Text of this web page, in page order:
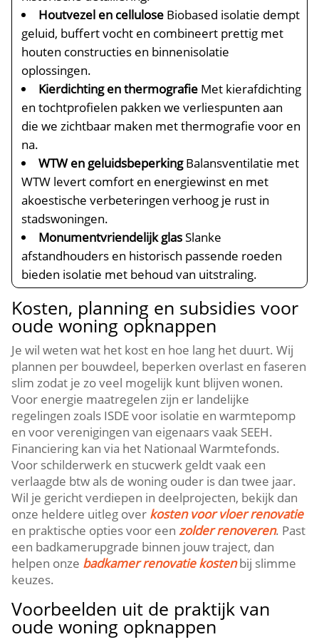
Houtvezel en cellulose Biobased isolatie dempt
geluid, buffert vocht en combineert prettig met
houten constructies en binnenisolatie
oplossingen.​
Kierdichting en thermografie Met kierafdichting
en tochtprofielen pakken we verliespunten aan
die we zichtbaar maken met thermografie voor en
na.​
WTW en geluidsbeperkingBalansventilatie met
WTW levert comfort en energiewinst en met
akoestische verbeteringen verhoog je rust in
stadswoningen.​
Monumentvriendelijk glasSlanke
afstandhouders en historisch passende roeden
bieden isolatie met behoud van uitstraling.​
Kosten, planning en subsidies voor
oude woning opknappen
Je wil weten wat het kost en hoe lang het duurt.​ Wij
plannen per bouwdeel, beperken overlast en faseren
slim zodat je zo veel mogelijk kunt blijven wonen.​
Voor energie maatregelen zijn er landelijke
regelingen zoals ISDE voor isolatie en warmtepomp
en voor verenigingen van eigenaars vaak SEEH.​
Financiering kan via het Nationaal Warmtefonds.​
Voor schilderwerk en stucwerk geldt vaak een
verlaagde btw als de woning ouder is dan twee jaar.​
Wil je gericht verdiepen in deelprojecten, bekijk dan
onze heldere uitleg over kosten voor vloer renovatie
en praktische opties voor eenzolder renoveren.​ Past
een badkamerupgrade binnen jouw traject, dan
helpen onze badkamer renovatie kostenbij slimme
keuzes.​
Voorbeelden uit de praktijk van
oude woning opknappen